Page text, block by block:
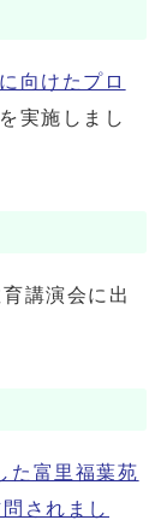
向けたプロ
を実施しまし
講演会に出
た富里福葉苑
されまし